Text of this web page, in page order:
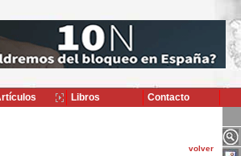
volver
Libros Contacto